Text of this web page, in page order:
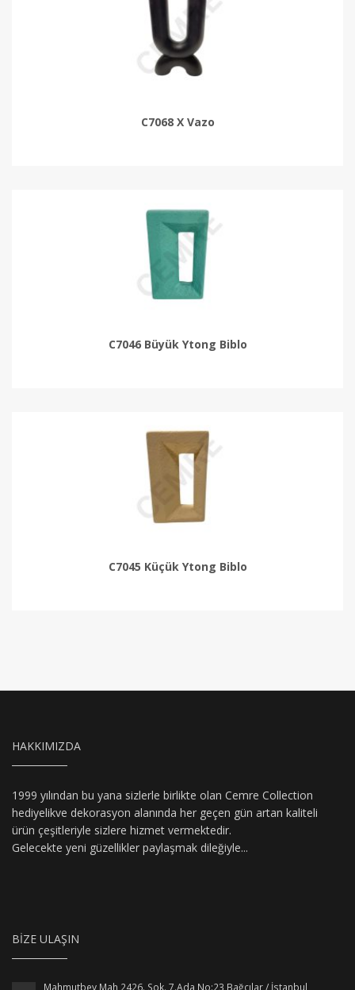
C7068 X Vazo
C7046 Büyük Ytong Biblo
C7045 Küçük Ytong Biblo
HAKKIMIZDA
1999 yılından bu yana sizlerle birlikte olan Cemre Collection
hediyelikve dekorasyon alanında her geçen gün artan kaliteli
ürün çeşitleriyle sizlere hizmet vermektedir.
Gelecekte yeni güzellikler paylaşmak dileğiyle...
BIZE ULAŞIN